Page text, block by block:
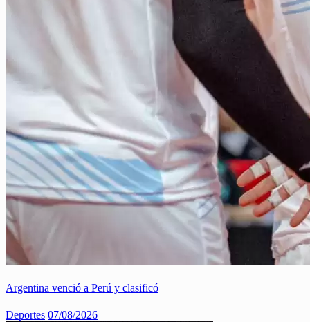
Argentina venció a Perú y clasificó
Deportes 07/08/2026